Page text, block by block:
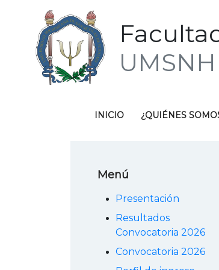
UMSNH
INICIO ¿QUIÉNES
Menú
Presentación
Resultados
Convocatoria 2026
Convocatoria 2026